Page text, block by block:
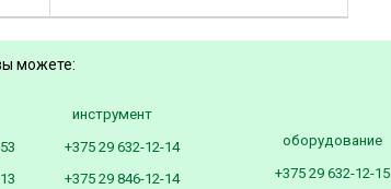
обеспечивает систематическую
можете:
инструмент
+375 29 632-12-14
+375 29 846-12-14
оборудование
+375 29 632-12-15